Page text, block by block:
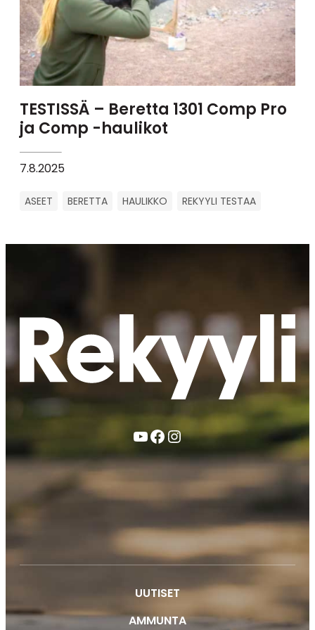
TESTISSÄ – Beretta 1301 Comp Pro
ja Comp -haulikot
7.8.2025
ASEET BERETTA HAULIKKO REKYYLI TESTAA
YouTube
Facebook
Instagram
UUTISET
AMMUNTA